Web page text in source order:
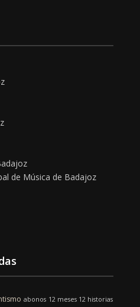
de Música de Badajoz
abonos 12 meses 12 historias